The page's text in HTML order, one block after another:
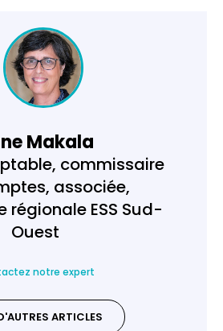
Makala
commissaire
associée,
régionale ESS Sud-
Ouest
notre expert
ARTICLES